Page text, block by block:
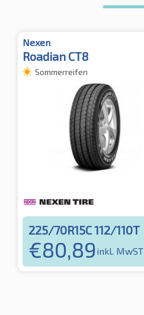
Nexen
Roadian CT8
Sommerreifen
225/70R15C 112/110T
€80,89inkl. MwST